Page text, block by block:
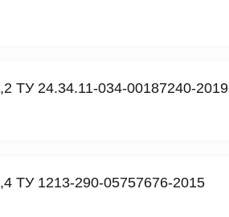
ТУ 24.34.11-034-00187240-2019
ТУ 1213-290-05757676-2015